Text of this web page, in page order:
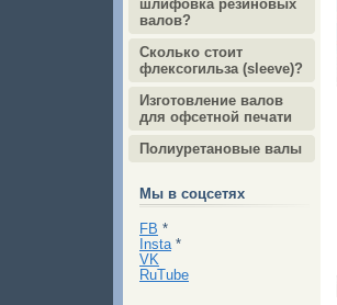
шлифовка резиновых
валов?
Сколько стоит
флексогильза (sleeve)?
Изготовление валов
для офсетной печати
Полиуретановые валы
Мы в соцсетях
FB *
Insta *
VK
RuTube